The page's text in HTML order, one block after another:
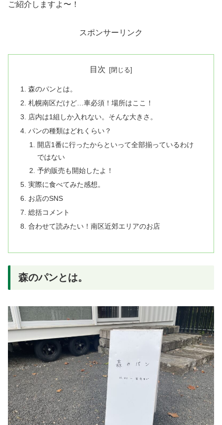
ご紹介しますよ〜！
スポンサーリンク
目次
森のパンとは。
札幌南区だけど…車必須！場所はここ！
店内は1組しか入れない。そんな大きさ。
パンの種類はどれくらい？
開店1番に行ったからといって全部揃っているわけ
ではない
予約販売も開始したよ！
実際に食べてみた感想。
お店のSNS
総括コメント
合わせて読みたい！南区近郊エリアのお店
森のパンとは。